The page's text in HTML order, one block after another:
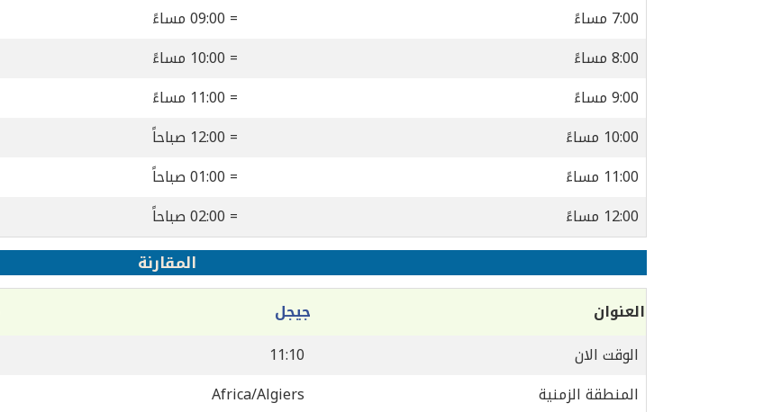
7:00 مساءً
= 09:00 مساءً
8:00 مساءً
= 10:00 مساءً
9:00 مساءً
= 11:00 مساءً
10:00 مساءً
= 12:00 صباحاً
11:00 مساءً
= 01:00 صباحاً
12:00 مساءً
= 02:00 صباحاً
المقارنة
العنوان جيجل
الوقت الان
11:10
المنطقة الزمنية
Africa/Algiers